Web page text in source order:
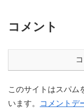
コメント
このサイトはスパム
います。
コメントデ